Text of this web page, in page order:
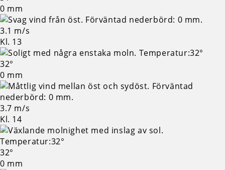
0 mm
3.1 m/s
Kl. 13
32°
0 mm
3.7 m/s
Kl. 14
32°
0 mm